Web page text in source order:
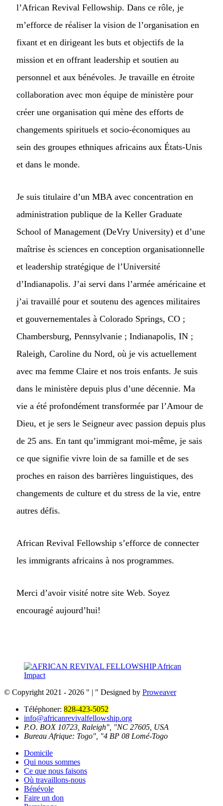
l’African Revival Fellowship. Dans ce rôle, je
m’efforce de réaliser la vision de l’organisation en
fixant et en dirigeant les buts et objectifs de la
mission et en offrant leadership et soutien au
personnel et aux bénévoles. Je travaille en étroite
collaboration avec mon équipe de ministère pour
créer une organisation qui mène des efforts de
changements spirituels et socio-économiques au
sein des groupes ethniques africains aux États-Unis
et dans le monde.
Je suis titulaire d’un MBA avec concentration en
administration publique de la Keller Graduate
School of Management (DeVry University) et d’une
maîtrise ès sciences en conception organisationnelle
et leadership stratégique de l’Université
d’Indianapolis. J’ai servi dans l’armée américaine et
j’ai travaillé pour et soutenu des agences militaires
et gouvernementales à Colorado Springs, CO ;
Chambersburg, Pennsylvanie ; Indianapolis, IN ;
Raleigh, Caroline du Nord, où je vis actuellement
avec ma femme Claire et nos trois enfants. Je suis
dans le ministère depuis plus d’une décennie. Ma
vie a été profondément transformée par l’Amour de
Dieu, et je sers le Seigneur avec passion depuis plus
de 25 ans. En tant qu’immigrant moi-même, je sais
ce que signifie vivre loin de sa famille et de ses
proches en raison des barrières linguistiques, des
changements de culture et du stress de la vie, entre
autres défis.
African Revival Fellowship s’efforce de connecter
les immigrants africains à nos programmes.
Merci d’avoir visité notre site Web. Soyez
encouragé aujourd’hui!
© Copyright 2021 - 2026 | Designed by Proweaver
Téléphoner: 828-423-5052
info@africanrevivalfellowship.org
P.O. BOX 10723, Raleigh
NC 27605, USA
Bureau Afrique: Togo
4 BP 08 Lomé-Togo
Domicile
Qui nous sommes
Ce que nous faisons
Où travaillons-nous
Bénévole
Faire un don